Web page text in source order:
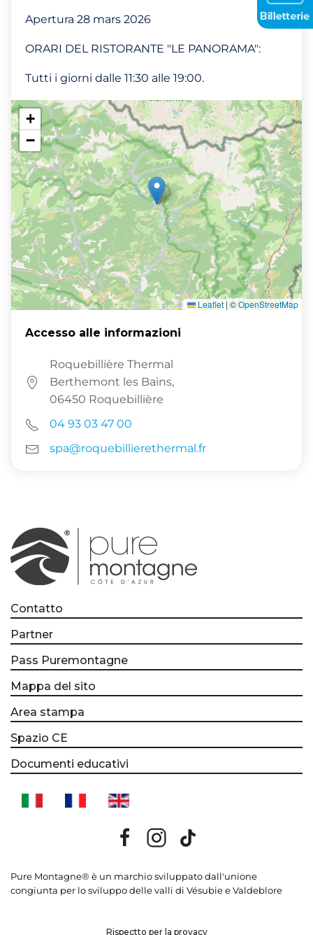
Apertura 28 mars 2026
ORARI DEL RISTORANTE "LE PANORAMA":
Tutti i giorni dalle 11:30 alle 19:00.
+
−
Leaflet | ©OpenStreetMap
Accesso alle informazioni
Roquebillière Thermal
Berthemont les Bains,
06450 Roquebillière
04 93 03 47 00
spa@roquebillierethermal.fr
Contatto
Partner
Pass Puremontagne
Mappa del sito
Area stampa
Spazio CE
Documenti educativi
Pure Montagne® è un marchio sviluppato dall'unione
congiunta per lo sviluppo delle valli di Vésubie e Valdeblore
Rispectto per la provacy